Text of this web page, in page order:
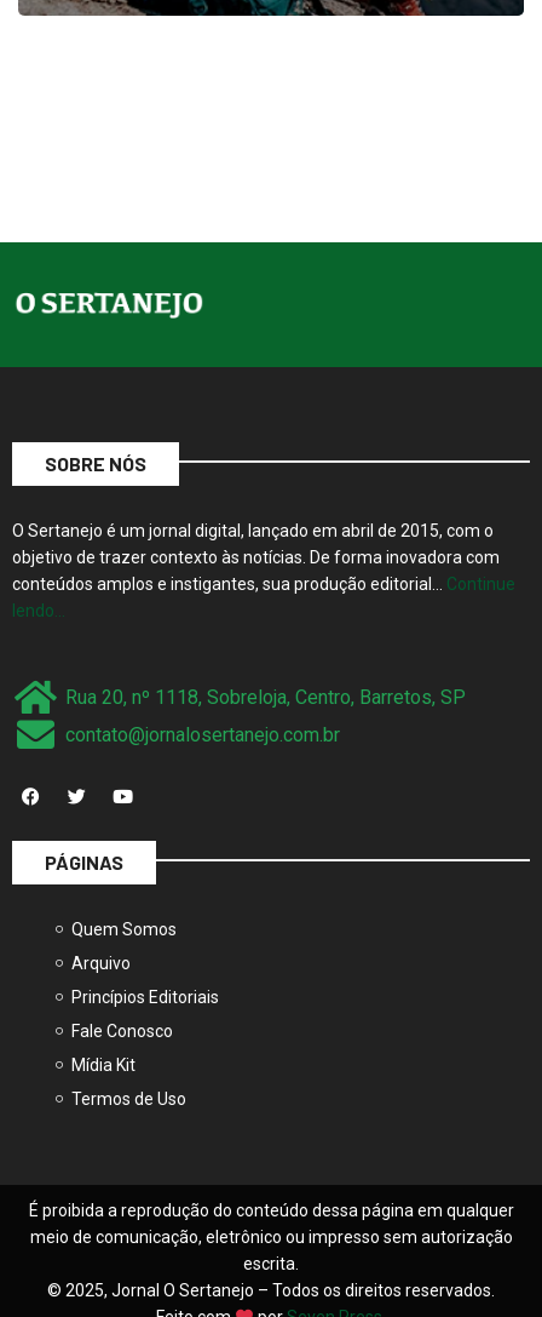
SOBRE NÓS
O Sertanejo é um jornal digital, lançado em abril de 2015, com o
objetivo de trazer contexto às notícias. De forma inovadora com
conteúdos amplos e instigantes, sua produção editorial… Continue
lendo…
Rua 20, nº 1118, Sobreloja, Centro, Barretos, SP
contato@jornalosertanejo.com.br
PÁGINAS
Quem Somos
Arquivo
Princípios Editoriais
Fale Conosco
Mídia Kit
Termos de Uso
É proibida a reprodução do conteúdo dessa página em qualquer
meio de comunicação, eletrônico ou impresso sem autorização
escrita.
© 2025, Jornal O Sertanejo – Todos os direitos reservados.